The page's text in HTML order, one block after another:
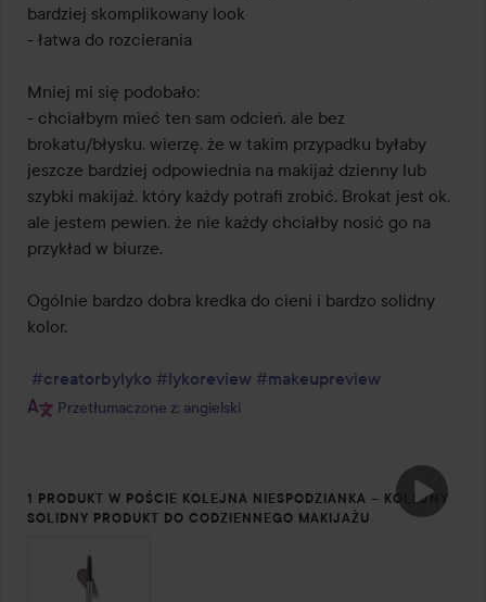
bardziej skomplikowany look
- łatwa do rozcierania
Mniej mi się podobało:
- chciałbym mieć ten sam odcień, ale bez
brokatu/błysku, wierzę, że w takim przypadku byłaby
jeszcze bardziej odpowiednia na makijaż dzienny lub
szybki makijaż, który każdy potrafi zrobić. Brokat jest ok,
ale jestem pewien, że nie każdy chciałby nosić go na
przykład w biurze.
Ogólnie bardzo dobra kredka do cieni i bardzo solidny
kolor.
#creatorbylyko #lykoreview #makeupreview
Przetłumaczone z: angielski
1 PRODUKT W POŚCIE KOLEJNA NIESPODZIANKA – KOLEJNY
SOLIDNY PRODUKT DO CODZIENNEGO MAKIJAŻU